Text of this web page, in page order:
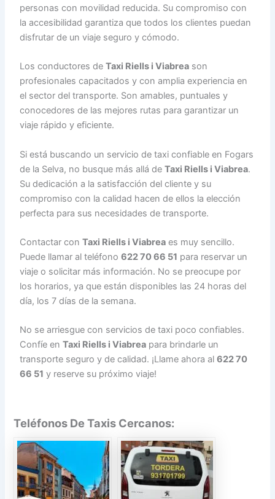
personas con movilidad reducida. Su compromiso con
la accesibilidad garantiza que todos los clientes puedan
disfrutar de un viaje seguro y cómodo.
Los conductores deTaxi Riells i Viabrea son
profesionales capacitados y con amplia experiencia en
el sector del transporte. Son amables, puntuales y
conocedores de las mejores rutas para garantizar un
viaje rápido y eficiente.
Si está buscando un servicio de taxi confiable en Fogars
de la Selva, no busque más allá deTaxi Riells i Viabrea.
Su dedicación a la satisfacción del cliente y su
compromiso con la calidad hacen de ellos la elección
perfecta para sus necesidades de transporte.
Contactar conTaxi Riells i Viabrea es muy sencillo.
Puede llamar al teléfono622 70 66 51 para reservar un
viaje o solicitar más información. No se preocupe por
los horarios, ya que están disponibles las 24 horas del
día, los 7 días de la semana.
No se arriesgue con servicios de taxi poco confiables.
Confíe enTaxi Riells i Viabrea para brindarle un
transporte seguro y de calidad. ¡Llame ahora al622 70
66 51 y reserve su próximo viaje!
Teléfonos De Taxis Cercanos: